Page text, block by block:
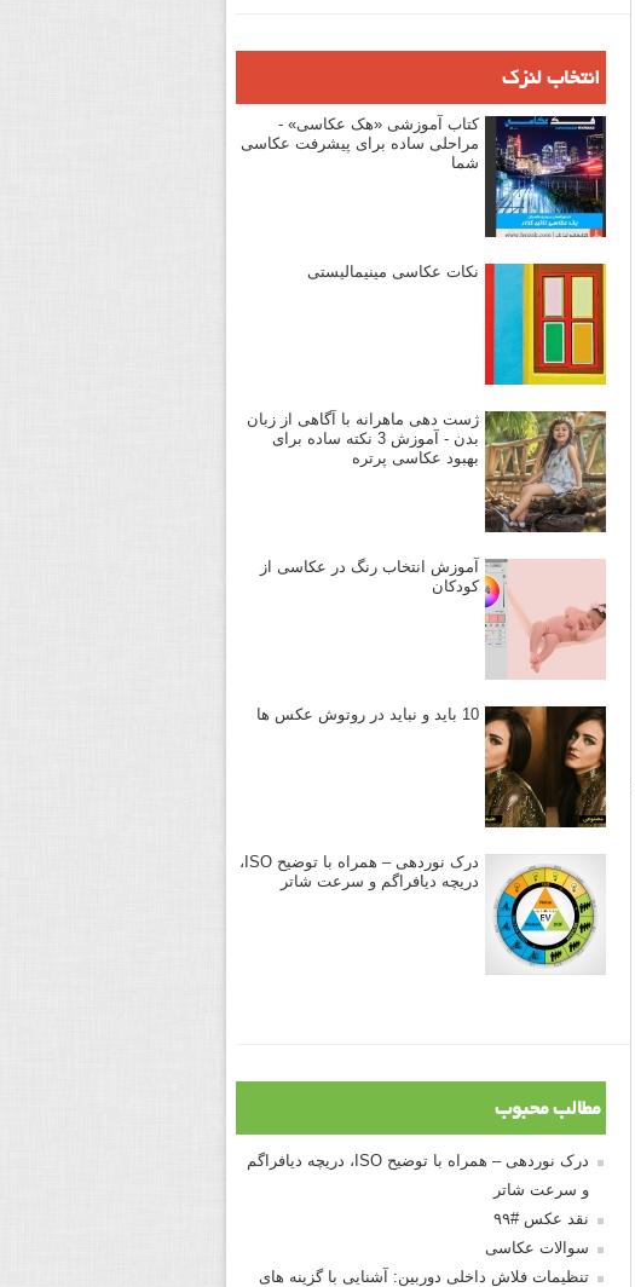
انتخاب لنزک
کتاب آموزشی «هک عکاسی» -
مراحلی ساده برای پیشرفت عکاسی
شما
نکات عکاسی مینیمالیستی
ژست دهی ماهرانه با آگاهی از زبان
بدن - آموزش 3 نکته ساده برای
بهبود عکاسی پرتره
آموزش انتخاب رنگ در عکاسی از
کودکان
10 باید و نباید در روتوش عکس ها
درک نوردهی – همراه با توضیح ISO،
دریچه دیافراگم و سرعت شاتر
مطالب محبوب
درک نوردهی – همراه با توضیح ISO، دریچه دیافراگم
و سرعت شاتر
نقد عکس #۹۹
سوالات عکاسی
تنظیمات فلاش داخلی دوربین: آشنایی با گزینه های